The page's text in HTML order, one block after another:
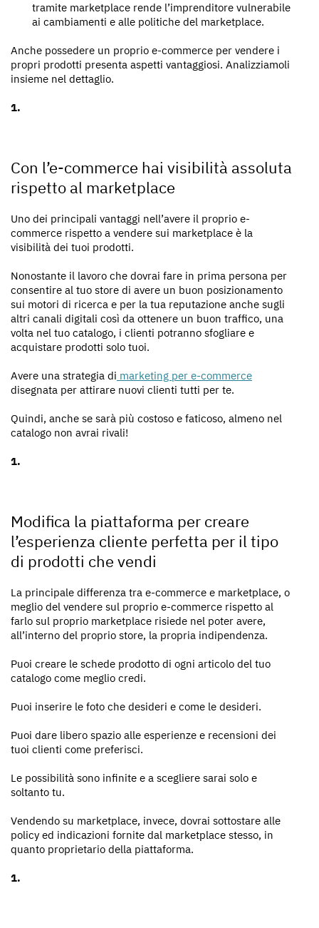
tramite marketplace rende l’imprenditore vulnerabile
ai cambiamenti e alle politiche del marketplace.
Anche possedere un proprio e-commerce per vendere i
propri prodotti presenta aspetti vantaggiosi. Analizziamoli
insieme nel dettaglio.
Con l’e-commerce hai visibilità assoluta
rispetto al marketplace
Uno dei principali vantaggi nell’avere il proprio e-
commerce rispetto a vendere sui marketplace è la
visibilità dei tuoi prodotti.
Nonostante il lavoro che dovrai fare in prima persona per
consentire al tuo store di avere un buon posizionamento
sui motori di ricerca e per la tua reputazione anche sugli
altri canali digitali così da ottenere un buon traffico, una
volta nel tuo catalogo, i clienti potranno sfogliare e
acquistare prodotti solo tuoi.
Avere una strategia di marketing per e-commerce
disegnata per attirare nuovi clienti tutti per te.
Quindi, anche se sarà più costoso e faticoso, almeno nel
catalogo non avrai rivali!
Modifica la piattaforma per creare
l’esperienza cliente perfetta per il tipo
di prodotti che vendi
La principale differenza tra e-commerce e marketplace, o
meglio del vendere sul proprio e-commerce rispetto al
farlo sul proprio marketplace risiede nel poter avere,
all’interno del proprio store, la propria indipendenza.
Puoi creare le schede prodotto di ogni articolo del tuo
catalogo come meglio credi.
Puoi inserire le foto che desideri e come le desideri.
Puoi dare libero spazio alle esperienze e recensioni dei
tuoi clienti come preferisci.
Le possibilità sono infinite e a scegliere sarai solo e
soltanto tu.
Vendendo su marketplace, invece, dovrai sottostare alle
policy ed indicazioni fornite dal marketplace stesso, in
quanto proprietario della piattaforma.